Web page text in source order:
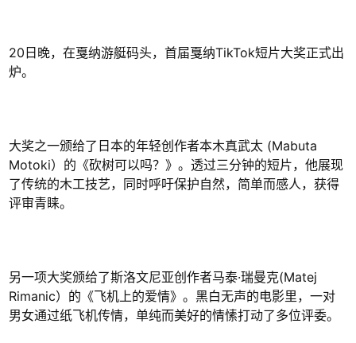
20日晚，在戛纳游艇码头，首届戛纳TikTok短片大奖正式出
炉。
大奖之一颁给了日本的年轻创作者本木真武太 (Mabuta
Motoki）的《砍树可以吗？》。透过三分钟的短片，他展现
了传统的木工技艺，同时呼吁保护自然，简单而感人，获得
评审青睐。
另一项大奖颁给了斯洛文尼亚创作者马泰·瑞曼克(Matej
Rimanic）的《飞机上的爱情》。黑白无声的电影里，一对
男女通过纸飞机传情，单纯而美好的情愫打动了多位评委。